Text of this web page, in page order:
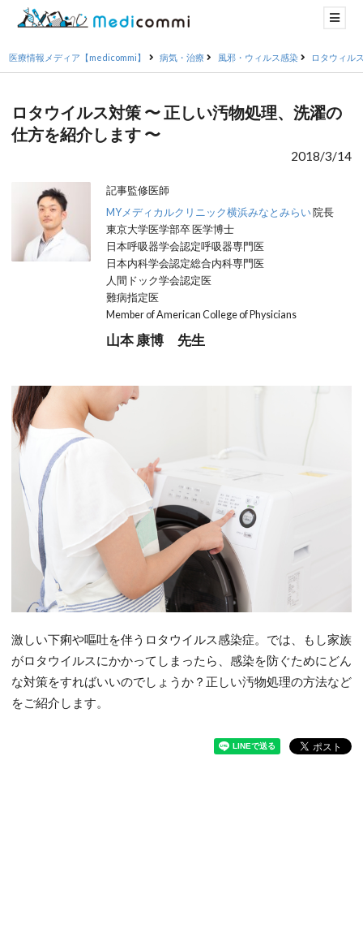
医療情報メディア【medicommi】 病気・治療 風邪・ウィルス感染 ロタウィル
ロタウイルス対策 〜 正しい汚物処理、洗濯の
仕方を紹介します 〜
2018/3/14
記事監修医師
MYメディカルクリニック横浜みなとみらい院長
東京大学医学部卒 医学博士
日本呼吸器学会認定呼吸器専門医
日本内科学会認定総合内科専門医
人間ドック学会認定医
難病指定医
Member of American College of Physicians
山本 康博 先生
激しい下痢や嘔吐を伴うロタウイルス感染症。では、もし家族
がロタウイルスにかかってしまったら、感染を防ぐためにどん
な対策をすればいいのでしょうか？正しい汚物処理の方法など
をご紹介します。